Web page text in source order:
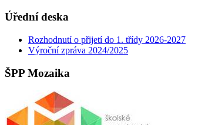
Úřední deska
Rozhodnutí o přijetí do 1. třídy 2026-2027
Výroční zpráva 2024/2025
ŠPP Mozaika